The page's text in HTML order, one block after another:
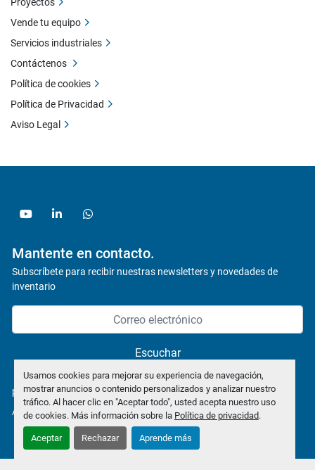
Usamos cookies para mejorar su experiencia de navegación,
mostrar anuncios o contenido personalizados y analizar nuestro
tráfico. Al hacer clic en "Aceptar todo", usted acepta nuestro uso
de cookies. Más información sobre la Política de privacidad.
Aceptar Rechazar Aprende más
youtubelinkedinwhatsapp
Mantente en contacto.
Subscríbete para recibir nuestras newsletters y novedades de
inventario
Escuchar
política de privacidad
Administrar cookies
Vende tu equipo
Servicios industriales
Contáctenos
Política de cookies
Política de Privacidad
Aviso Legal